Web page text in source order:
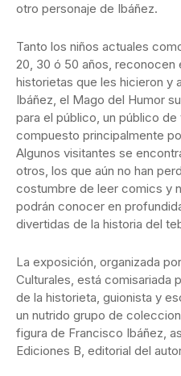
otro personaje de Ibáñez.
Tanto los niños actuales
20, 30 ó 50 años, reconocen
historietas que les hicieron y
Ibáñez, el Mago del Humor
para el público, un público
compuesto principalmente
Algunos visitantes se
otros, los que aún no han
costumbre de leer comics y
podrán conocer en
divertidas de la historia del
La exposición, organizada
Culturales, está comisariada
de la historieta, guionista y
un nutrido grupo de
figura de Francisco Ibáñez,
Ediciones B, editorial del